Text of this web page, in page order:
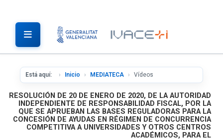
Está aquí: Inicio MEDIATECA Vídeos
RESOLUCIÓN DE 20 DE ENERO DE 2020, DE LA AUTORIDAD
INDEPENDIENTE DE RESPONSABILIDAD FISCAL, POR LA
QUE SE APRUEBAN LAS BASES REGULADORAS PARA LA
CONCESIÓN DE AYUDAS EN RÉGIMEN DE CONCURRENCIA
COMPETITIVA A UNIVERSIDADES Y OTROS CENTROS
ACADÉMICOS, PARA EL